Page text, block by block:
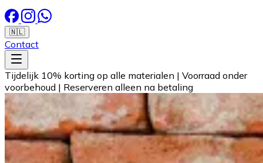
🇳🇱
Contact
Tijdelijk 10% korting op alle materialen | Voorraad onder
voorbehoud | Reserveren alleen na betaling